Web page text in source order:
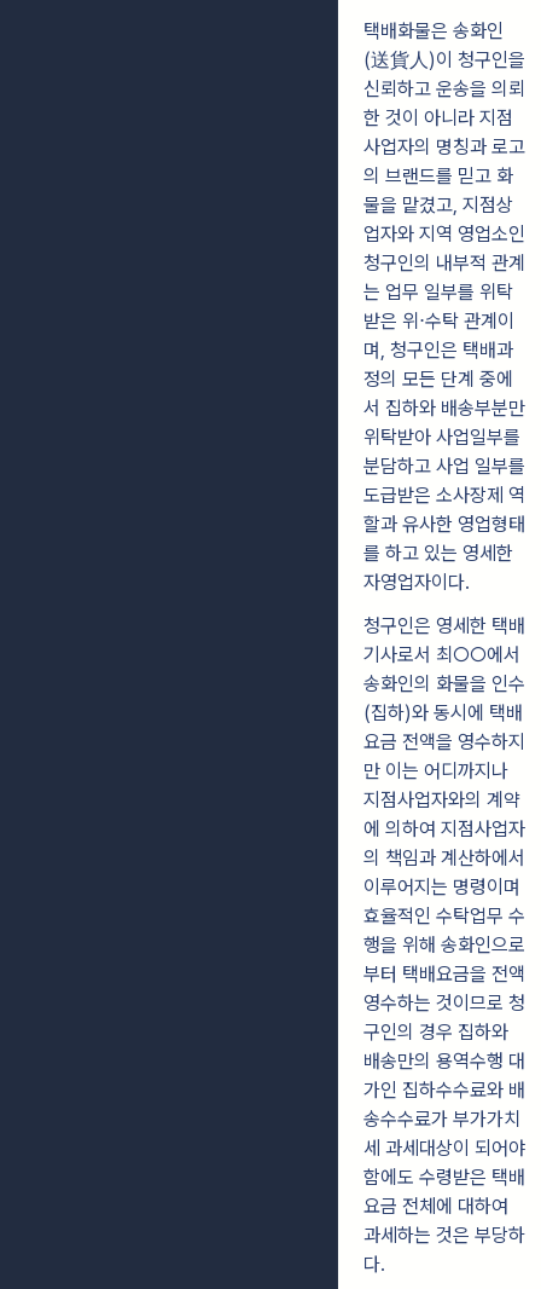
택배화물은 송화인
(送貨人)이 청구인을
신뢰하고 운송을 의뢰
한 것이 아니라 지점
사업자의 명칭과 로고
의 브랜드를 믿고 화
물을 맡겼고, 지점상
업자와 지역 영업소인
청구인의 내부적 관계
는 업무 일부를 위탁
받은 위⋅수탁 관계이
며, 청구인은 택배과
정의 모든 단계 중에
서 집하와 배송부분만
위탁받아 사업일부를
분담하고 사업 일부를
도급받은 소사장제 역
할과 유사한 영업형태
를 하고 있는 영세한
자영업자이다.
청구인은 영세한 택배
기사로서 최○○에서
송화인의 화물을 인수
(집하)와 동시에 택배
요금 전액을 영수하지
만 이는 어디까지나
지점사업자와의 계약
에 의하여 지점사업자
의 책임과 계산하에서
이루어지는 명령이며
효율적인 수탁업무 수
행을 위해 송화인으로
부터 택배요금을 전액
영수하는 것이므로 청
구인의 경우 집하와
배송만의 용역수행 대
가인 집하수수료와 배
송수수료가 부가가치
세 과세대상이 되어야
함에도 수령받은 택배
요금 전체에 대하여
과세하는 것은 부당하
다.